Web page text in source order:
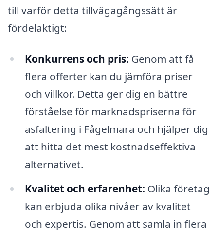
till varför detta tillvägagångssätt är
fördelaktigt:
Konkurrens och pris: Genom att få
flera offerter kan du jämföra priser
och villkor. Detta ger dig en bättre
förståelse för marknadspriserna för
asfaltering i Fågelmara och hjälper dig
att hitta det mest kostnadseffektiva
alternativet.
Kvalitet och erfarenhet: Olika företag
kan erbjuda olika nivåer av kvalitet
och expertis. Genom att samla in flera